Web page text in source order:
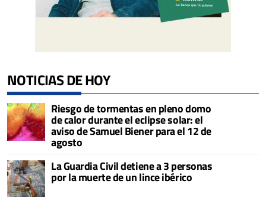
NOTICIAS DE HOY
Riesgo de tormentas en pleno domo
de calor durante el eclipse solar: el
aviso de Samuel Biener para el 12 de
agosto
La Guardia Civil detiene a 3 personas
por la muerte de un lince ibérico